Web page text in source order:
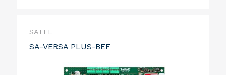
SATEL
SA-VERSA PLUS-BEF